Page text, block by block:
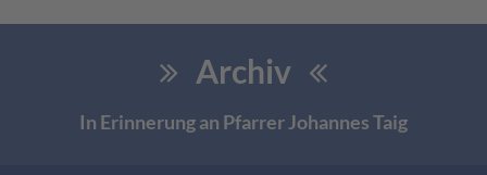
Archiv
In Erinnerung an Pfarrer Johannes Taig